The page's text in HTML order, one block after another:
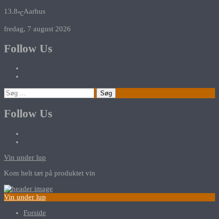
13.8℃Aarhus
fredag, 7 august 2026
Follow Us
Søg
efter:
Follow Us
Vin under lup
Kom helt tæt på produktet vin
Vin under lup
Forside